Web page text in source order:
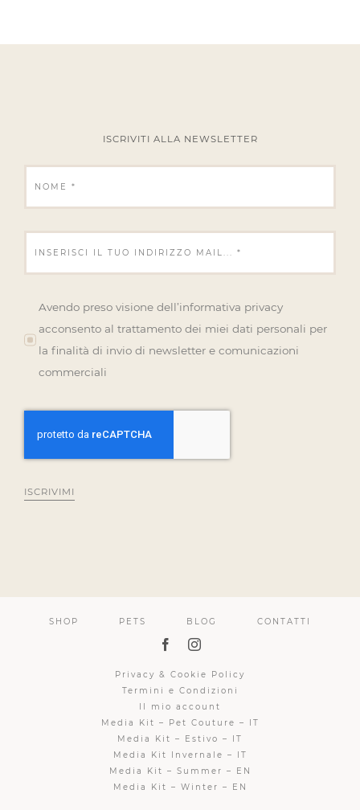
ISCRIVITI ALLA NEWSLETTER
Avendo preso visione dell’informativa privacy
acconsento al trattamento dei miei dati personali per
la finalità di invio di newsletter e comunicazioni
commerciali
ISCRIVIMI
SHOP PETS BLOG CONTATTI
Privacy & Cookie Policy
Termini e Condizioni
Il mio account
Media Kit – Pet Couture – IT
Media Kit – Estivo – IT
Media Kit Invernale – IT
Media Kit – Summer – EN
Media Kit – Winter – EN